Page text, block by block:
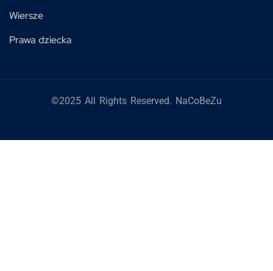
Wiersze
Prawa dziecka
©2025 All Rights Reserved. NaCoBeZu